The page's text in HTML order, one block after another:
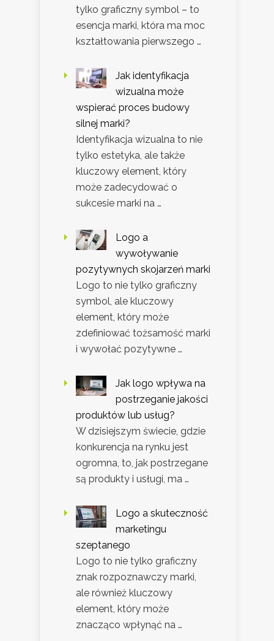
tylko graficzny symbol – to
esencja marki, która ma moc
kształtowania pierwszego …
Jak identyfikacja
wizualna może
wspierać proces budowy
silnej marki?
Identyfikacja wizualna to nie
tylko estetyka, ale także
kluczowy element, który
może zadecydować o
sukcesie marki na …
Logo a
wywoływanie
pozytywnych skojarzeń marki
Logo to nie tylko graficzny
symbol, ale kluczowy
element, który może
zdefiniować tożsamość marki
i wywołać pozytywne …
Jak logo wpływa na
postrzeganie jakości
produktów lub usług?
W dzisiejszym świecie, gdzie
konkurencja na rynku jest
ogromna, to, jak postrzegane
są produkty i usługi, ma …
Logo a skuteczność
marketingu
szeptanego
Logo to nie tylko graficzny
znak rozpoznawczy marki,
ale również kluczowy
element, który może
znacząco wpłynąć na …